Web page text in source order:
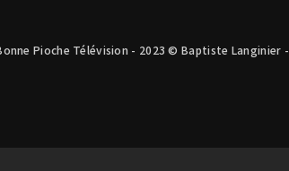
Pioche Télévision - 2023 © Baptiste Langinier